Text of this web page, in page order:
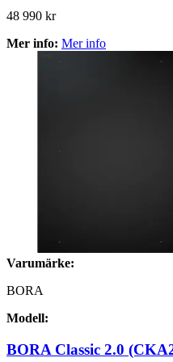
48 990 kr
Mer info: Mer info
Varumärke:
BORA
Modell:
BORA Classic 2.0